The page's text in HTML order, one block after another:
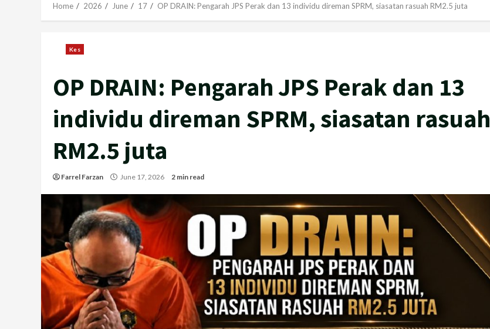
Home 2026 June 17 OP DRAIN: Pengarah JPS Perak dan 13 individu direman SPRM, siasatan rasuah RM2.5 juta
Kes
OP DRAIN: Pengarah JPS Perak dan 13
individu direman SPRM, siasatan rasuah
RM2.5 juta
Farrel Farzan June 17, 2026 2 min read